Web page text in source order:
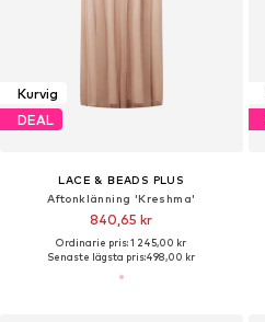
Kurvig
DEAL
LACE & BEADS PLUS
Aftonklänning 'Kreshma'
840,65 kr
Ordinarie pris: 1 245,00 kr
Senaste lägsta pris:498,00 kr